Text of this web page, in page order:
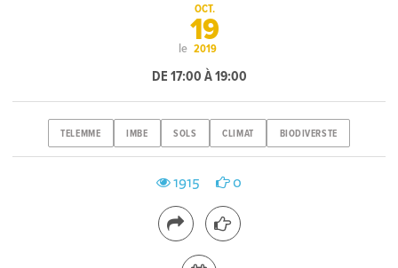
le
OCT.
19
2019
DE 17:00 À 19:00
TELEMME IMBE SOLS CLIMAT BIODIVERSTE
1915 0